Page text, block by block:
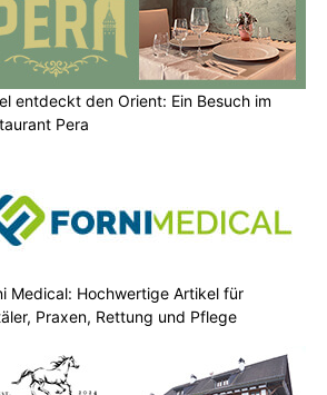
entdeckt den Orient: Ein Besuch im
Pera
Medical: Hochwertige Artikel für
Praxen, Rettung und Pflege